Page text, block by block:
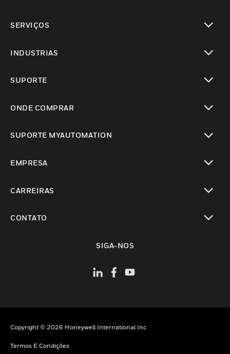
SERVIÇOS
INDUSTRIAS
SUPORTE
ONDE COMPRAR
SUPORTE MYAUTOMATION
EMPRESA
CARREIRAS
CONTATO
SIGA-NOS
Copyright © 2026 Honeywell International Inc
Termos E Condições